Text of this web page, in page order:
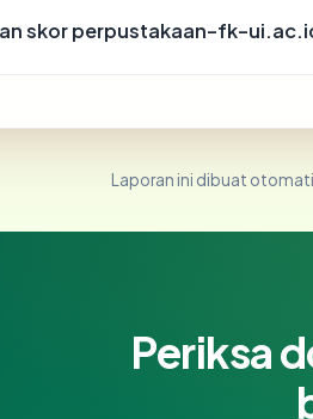
skor perpustakaan-fk-
Laporan ini dibuat
Periksa